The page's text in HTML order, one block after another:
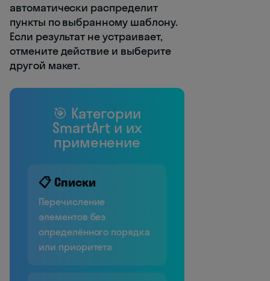
автоматически распределит
пункты по выбранному шаблону.
Если результат не устраивает,
отмените действие и выберите
другой макет.
🎯 Категории
SmartArt и их
применение
📋 Списки
Перечисление
элементов без
определённого порядка
или приоритета